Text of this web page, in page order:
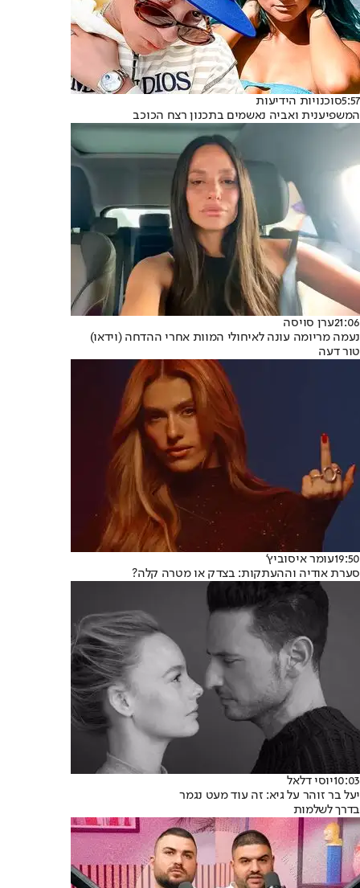
5:57סוכנויות הידיעות
המשפיענית ואביה נאשמים בתכנון רצח הכוכב
21:06ערן סויסה
נעמה מריומה עונה לאיחולי המוות אחרי ההדחה (וידאו)
טור דעה
19:50עומר איסוביץ'
סערת אודיה וההעתקות: בצדק או מטרה קלה?
10:03יוסי דלאל
יעל בר זוהר על גיא: זה עוד מעט נגמר
בדרך לשלמות